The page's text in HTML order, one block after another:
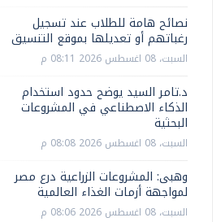
نصائح هامة للطلاب عند تسجيل
رغباتهم أو تعديلها بموقع التنسيق
السبت، 08 اغسطس 2026 08:11 م
د.تامر السيد يوضح حدود استخدام
الذكاء الاصطناعي في المشروعات
البحثية
السبت، 08 اغسطس 2026 08:08 م
وهبى: المشروعات الزراعية درع مصر
لمواجهة أزمات الغذاء العالمية
السبت، 08 اغسطس 2026 08:06 م